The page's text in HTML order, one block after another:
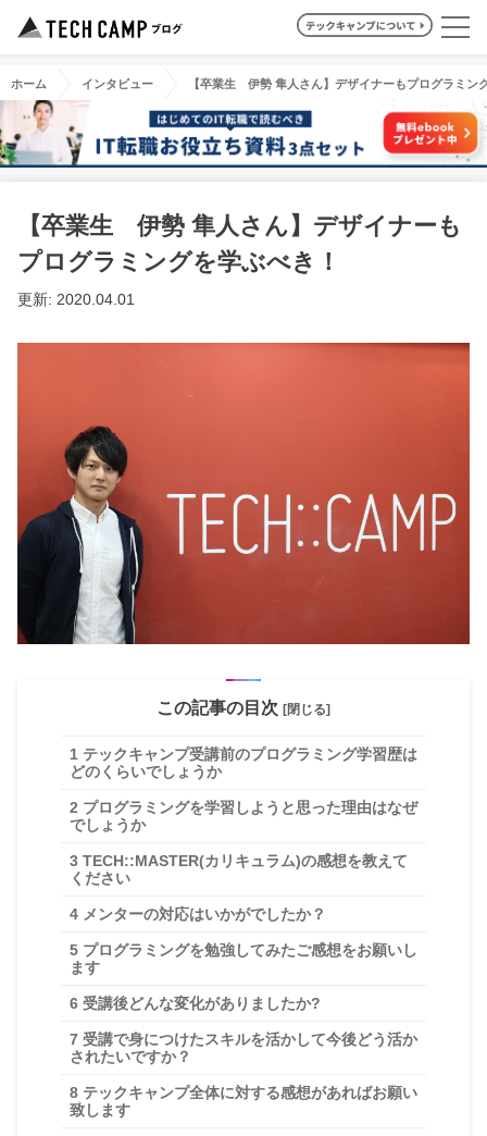
ホーム インタビュー 【卒業生 伊勢 隼人さん】デザイナーもプログラミン
【卒業生 伊勢 隼人さん】デザイナーも
プログラミングを学ぶべき！
更新: 2020.04.01
この記事の目次 [閉じる]
1 テックキャンプ受講前のプログラミング学習歴は
どのくらいでしょうか
2 プログラミングを学習しようと思った理由はなぜ
でしょうか
3 TECH::MASTER(カリキュラム)の感想を教えて
ください
4 メンターの対応はいかがでしたか？
5 プログラミングを勉強してみたご感想をお願いし
ます
6 受講後どんな変化がありましたか?
7 受講で身につけたスキルを活かして今後どう活か
されたいですか？
8 テックキャンプ全体に対する感想があればお願い
致します